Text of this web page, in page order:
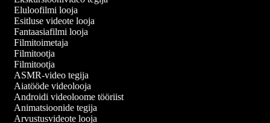
Eluloofilmi looja
Esitluse videote looja
Fantaasiafilmi looja
Filmitoimetaja
Filmitootja
Filmitootja
ASMR-video tegija
Aiatööde videolooja
Androidi videoloome tööriist
Animatsioonide tegija
Arvustusvideote looja